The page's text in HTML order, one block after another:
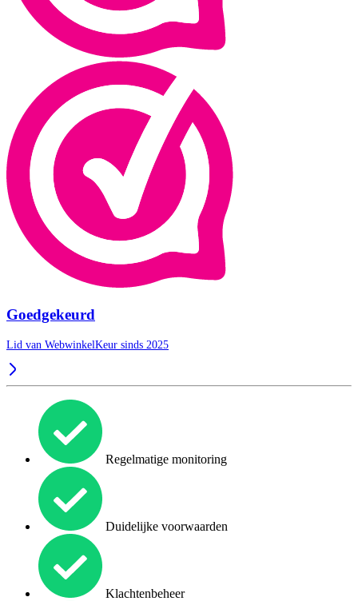
Goedgekeurd
Lid van WebwinkelKeur sinds 2025
Regelmatige monitoring
Duidelijke voorwaarden
Klachtenbeheer